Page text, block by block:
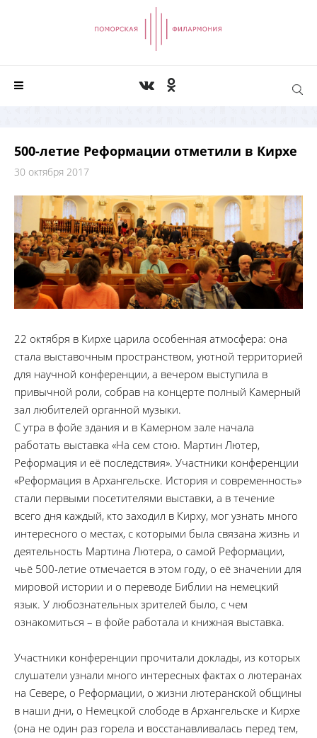
500-летие Реформации отметили в Кирхе
30 октября 2017
22 октября в Кирхе царила особенная атмосфера: она
стала выставочным пространством, уютной территорией
для научной конференции, а вечером выступила в
привычной роли, собрав на концерте полный Камерный
зал любителей органной музыки.
С утра в фойе здания и в Камерном зале начала
работать выставка «На сем стою. Мартин Лютер,
Реформация и её последствия». Участники конференции
«Реформация в Архангельске. История и современность»
стали первыми посетителями выставки, а в течение
всего дня каждый, кто заходил в Кирху, мог узнать много
интересного о местах, с которыми была связана жизнь и
деятельность Мартина Лютера, о самой Реформации,
чьё 500-летие отмечается в этом году, о её значении для
мировой истории и о переводе Библии на немецкий
язык. У любознательных зрителей было, с чем
ознакомиться – в фойе работала и книжная выставка.
Участники конференции прочитали доклады, из которых
слушатели узнали много интересных фактах о лютеранах
на Севере, о Реформации, о жизни лютеранской общины
в наши дни, о Немецкой слободе в Архангельске и Кирхе
(она не один раз горела и восстанавливалась перед тем,